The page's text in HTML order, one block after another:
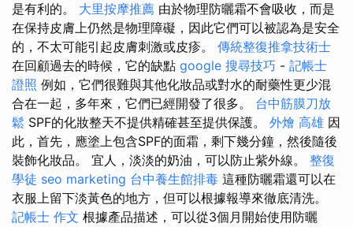
是有利的。 大里按摩推薦 由於物理防曬霜不會吸收，而是
在保持皮膚上仍然是物理障礙，因此它們可以被認為是安全
的，不太可能引起皮膚刺激或皮疹。 傳統整復推拿技術士
在回顧過去的時候，它的缺點 google 搜尋技巧 - 記帳士
證照 例如，它們很難與其他化妝品或對水的耐藥性更少混
合在一起，多年來，它們已經開發了很多。 台中筋膜刀放
鬆 SPF的化妝整天不提供精確甚至提供保護。 外燴 高雄 因
此，首先，應塗上包含SPF的面霜，剩下幾分鐘，然後隨後
裝飾化妝品。 宜人，淡淡的奶油，可以防止紫外線。 整復
學徒 seo marketing 台中養生館排毒 這種防曬霜還可以在
衣服上留下淡黃色的地方，但可以根據報導來徹底清洗。
記帳士 作文 根據產品描述，可以從3個月開始使用防曬